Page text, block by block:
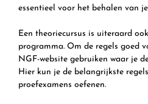
essentieel voor het behalen van
Een theoriecursus is uiteraard
programma. Om de regels goed
NGF-website gebruiken waar je
Hier kun je de belangrijkste
proefexamens oefenen.